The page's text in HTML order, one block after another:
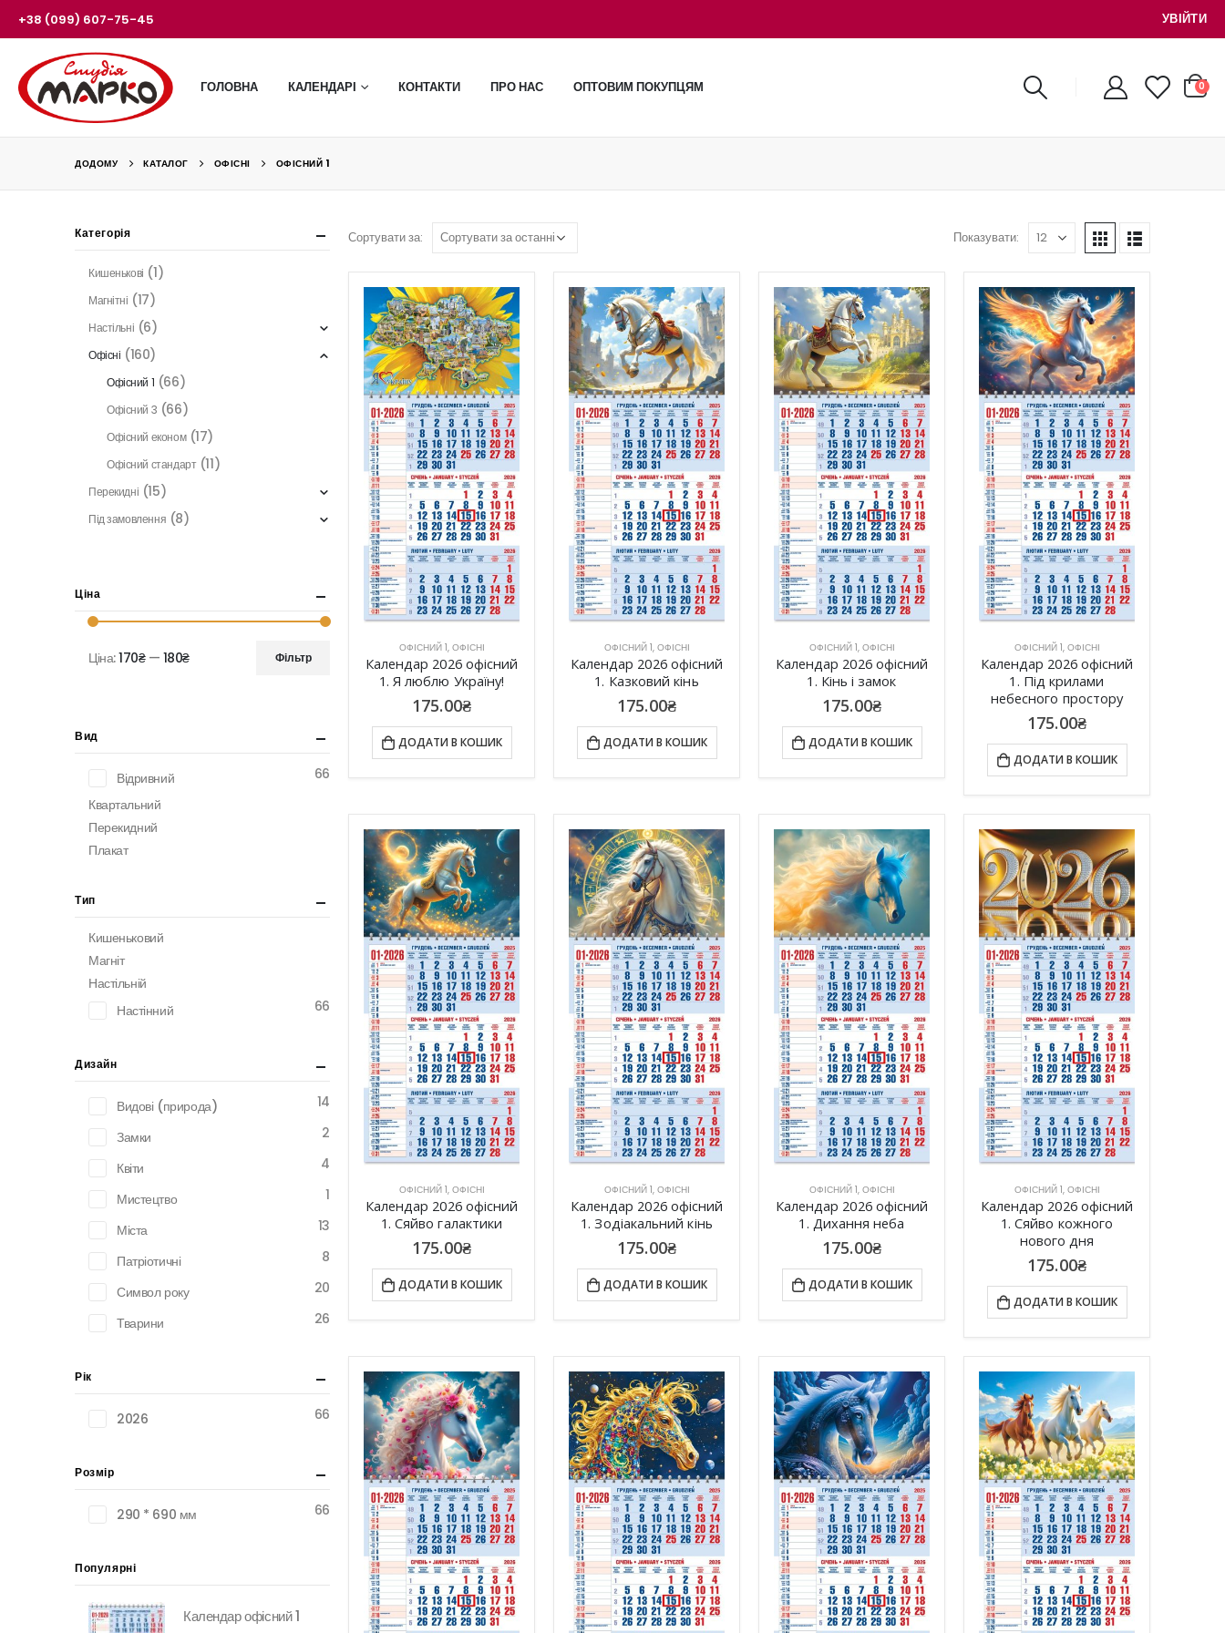
+38 (099) 607-75-45 УВІЙТИ
ГОЛОВНА КАЛЕНДАРІ КОНТАКТИ ПРО НАС ОПТОВИМ ПОКУПЦЯМ 0
ДОДОМУ КАТАЛОГ ОФІСНІ ОФІСНИЙ 1
Сортувати за: Показувати:
ОФІСНИЙ 1, ОФІСНІ
Календар 2026 офісний
1. Я люблю Україну!
175.00₴
ДОДАТИ В КОШИК
ОФІСНИЙ 1, ОФІСНІ
Календар 2026 офісний
1. Казковий кінь
175.00₴
ДОДАТИ В КОШИК
ОФІСНИЙ 1, ОФІСНІ
Календар 2026 офісний
1. Кінь і замок
175.00₴
ДОДАТИ В КОШИК
ОФІСНИЙ 1, ОФІСНІ
Календар 2026 офісний
1. Під крилами
небесного простору
175.00₴
ДОДАТИ В КОШИК
ОФІСНИЙ 1, ОФІСНІ
Календар 2026 офісний
1. Сяйво галактики
175.00₴
ДОДАТИ В КОШИК
ОФІСНИЙ 1, ОФІСНІ
Календар 2026 офісний
1. Зодіакальний кінь
175.00₴
ДОДАТИ В КОШИК
ОФІСНИЙ 1, ОФІСНІ
Календар 2026 офісний
1. Дихання неба
175.00₴
ДОДАТИ В КОШИК
ОФІСНИЙ 1, ОФІСНІ
Календар 2026 офісний
1. Сяйво кожного
нового дня
175.00₴
ДОДАТИ В КОШИК
Категорія
Кишенькові (1)
Магнітні (17)
Настільні (6)
Офісні (160)
Офісний 1 (66)
Офісний 3 (66)
Офісний економ (17)
Офісний стандарт (11)
Перекидні (15)
Під замовлення (8)
Ціна
Мінімальна
Найбільша
Фільтр
Ціна:170₴— 180₴
Вид
Відривний
66
Квартальний
Перекидний
Плакат
Тип
Кишеньковий
Магніт
Настільній
Настінний
66
Дизайн
Видові (природа)
14
Замки
2
Квіти
4
Мистецтво
1
Міста
13
Патріотичні
8
Символ року
20
Тварини
26
Рік
2026 66
Розмір
290 * 690 мм 66
Популярні
Календар офісний 1